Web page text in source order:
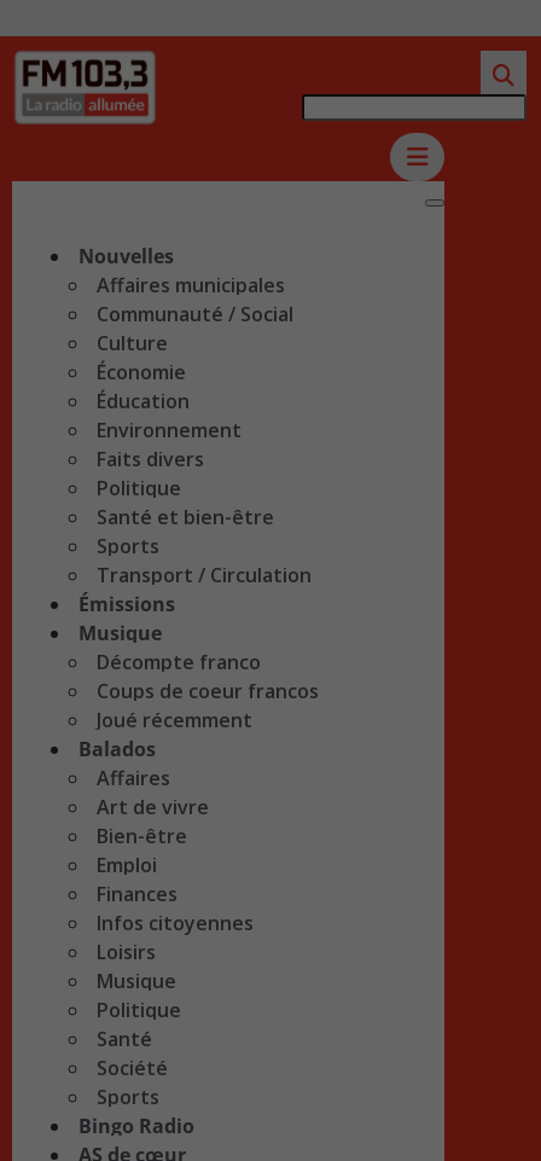
Nouvelles
Affaires municipales
Communauté / Social
Culture
Économie
Éducation
Environnement
Faits divers
Politique
Santé et bien-être
Sports
Transport / Circulation
Émissions
Musique
Décompte franco
Coups de coeur francos
Joué récemment
Balados
Affaires
Art de vivre
Bien-être
Emploi
Finances
Infos citoyennes
Loisirs
Musique
Politique
Santé
Société
Sports
Bingo Radio
AS de cœur